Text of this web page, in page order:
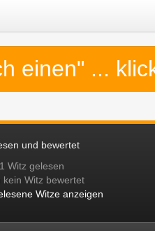
einen" ...
und bewertet
1 Witz gelesen
kein Witz bewertet
Witze anzeigen